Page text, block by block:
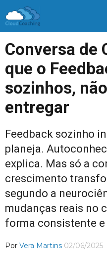
Conversa de
que o
sozinhos,
entregar
Feedback sozinho
planeja.
explica. Mas só a
crescimento
segundo a
mudanças reais no
forma consistente e
Por Vera Martins 02/06/2025